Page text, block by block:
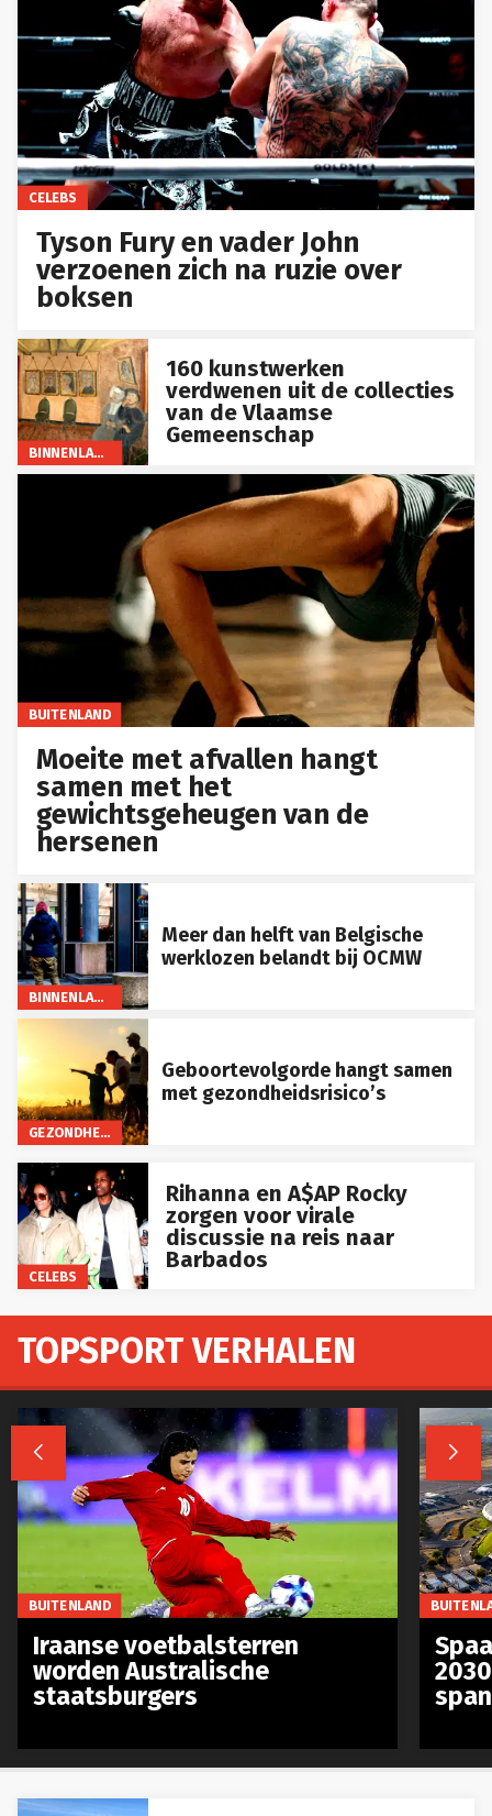
CELEBS
Tyson Fury en vader John
verzoenen zich na ruzie over
boksen
BINNENLAND
160 kunstwerken
verdwenen uit de collecties
van de Vlaamse
Gemeenschap
BUITENLAND
Moeite met afvallen hangt
samen met het
gewichtsgeheugen van de
hersenen
BINNENLAND
Meer dan helft van Belgische
werklozen belandt bij OCMW
GEZONDHEID
Geboortevolgorde hangt samen
met gezondheidsrisico’s
CELEBS
Rihanna en A$AP Rocky
zorgen voor virale
discussie na reis naar
Barbados
TOPSPORT VERHALEN
 
BUITENLAND
Iraanse voetbalsterren
worden Australische
staatsburgers